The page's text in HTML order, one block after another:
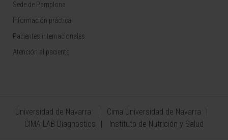
Sede de Pamplona
Información práctica
Pacientes internacionales
Atención al paciente
Universidad de Navarra
Cima Universidad de Navarra
CIMA LAB Diagnostics
Instituto de Nutrición y Salud